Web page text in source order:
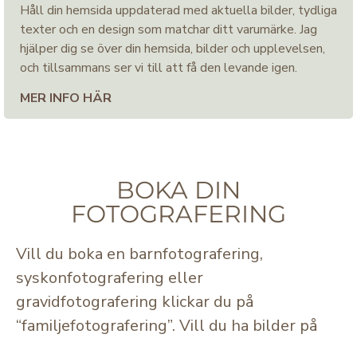
Håll din hemsida uppdaterad med aktuella bilder, tydliga
texter och en design som matchar ditt varumärke. Jag
hjälper dig se över din hemsida, bilder och upplevelsen,
och tillsammans ser vi till att få den levande igen.
MER INFO HÄR
BOKA DIN
FOTOGRAFERING
Vill du boka en barnfotografering,
syskonfotografering eller
gravidfotografering klickar du på
“familjefotografering”. Vill du ha bilder på